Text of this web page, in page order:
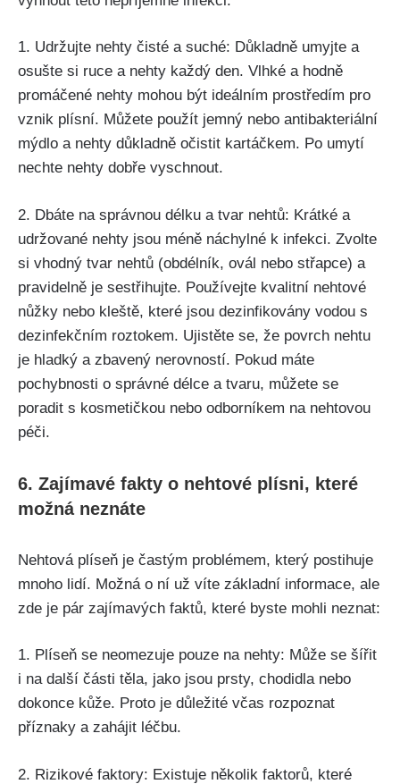
1. Udržujte nehty čisté a suché: Důkladně umyjte ‌a
osušte si ruce a nehty každý den. ‍Vlhké a hodně
promáčené nehty‌ mohou být ideálním prostředím pro
vznik plísní.​ Můžete použít jemný nebo antibakteriální
mýdlo‍ a nehty důkladně ⁣očistit kartáčkem. Po umytí
nechte nehty dobře vyschnout.
2. ⁤Dbáte na správnou délku‍ a tvar ⁤nehtů: Krátké a ​
udržované ​nehty‌ jsou⁣ méně náchylné k infekci. Zvolte
si ‌vhodný tvar nehtů (obdélník, ovál nebo střapce)​ a
⁤pravidelně je sestřihujte. ​Používejte kvalitní nehtové
nůžky nebo kleště, které jsou dezinfikovány vodou​ s
dezinfekčním roztokem. Ujistěte se, ⁢že povrch nehtu
je hladký ‍a zbavený nerovností.⁤ Pokud máte
pochybnosti o správné délce a tvaru,⁣ můžete ⁢se
poradit​ s kosmetičkou nebo odborníkem na nehtovou‌
péči.
6. Zajímavé fakty o nehtové plísni, které
možná neznáte
Nehtová plíseň je častým problémem, který postihuje
mnoho lidí. Možná o ní ⁣už víte základní informace, ale
zde je pár ​zajímavých faktů, ⁣které byste mohli neznat:
1. Plíseň se neomezuje⁢ pouze na nehty: Může se šířit
i ‌na ⁣další části těla,‌ jako‌ jsou ⁣prsty,‍ chodidla nebo
dokonce kůže. Proto je důležité včas rozpoznat
příznaky ‍a ⁤zahájit léčbu.
2. Rizikové faktory: Existuje několik faktorů, které